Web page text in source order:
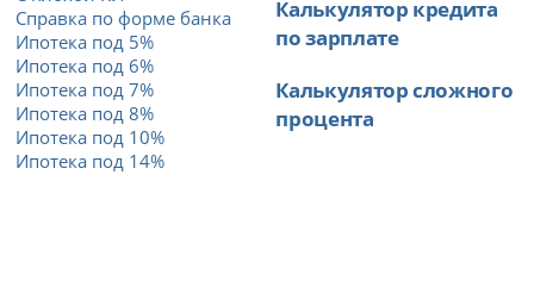
Справка по форме банка
Ипотека под 5%
Ипотека под 6%
Ипотека под 7%
Ипотека под 8%
Ипотека под 10%
Ипотека под 14%
Калькулятор кредита
по зарплате
Калькулятор сложного
процента